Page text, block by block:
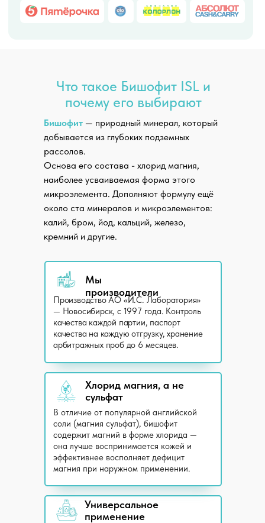
Ассортимент: от
электролита и
Экономия до 50%
заводской цены
Хлорид магния, а не
сульфат
В отличие от популярной английской
соли (магния сульфат), бишофит
содержит магний в форме хлорида —
она лучше воспринимается кожей и
эффективнее восполняет дефицит
магния при наружном применении.
Универсальное
применение
Мы
производители
Производство АО «И.С. Лаборатория»
— Новосибирск, с 1997 года. Контроль
качества каждой партии, паспорт
качества на каждую отгрузку, хранение
арбитражных проб до 6 месяцев.
Что такое Бишофит ISL и
почему его выбирают
Бишофит — природный минерал, который
добывается из глубоких подземных
рассолов.
Основа его состава - хлорид магния,
наиболее усваиваемая форма этого
микроэлемента. Дополняют формулу ещё
около ста минералов и микроэлементов:
калий, бром, йод, кальций, железо,
кремний и другие.